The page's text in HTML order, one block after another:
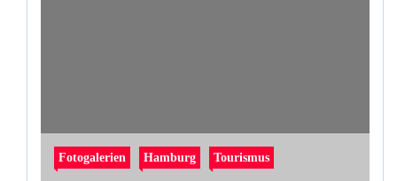
Fotogalerien Hamburg Tourismus